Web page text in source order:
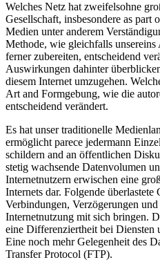
Welches Netz hat zweifelsohne
Gesellschaft, insbesondere as part
Medien unter anderem
Methode, wie gleichfalls unsereins
ferner zubereiten, entscheidend
Auswirkungen dahinter
diesem Internet umzugehen.
Art and Formgebung, wie die
entscheidend verändert.
Es hat unser traditionelle
ermöglicht parece jedermann
schildern and an öffentlichen
stetig wachsende Datenvolumen
Internetnutzern erwischen eine
Internets dar. Folgende überlastete
Verbindungen, Verzögerungen
Internetnutzung mit sich bringen.
eine Differenziertheit bei Diensten
Eine noch mehr Gelegenheit des
Transfer Protocol (FTP).